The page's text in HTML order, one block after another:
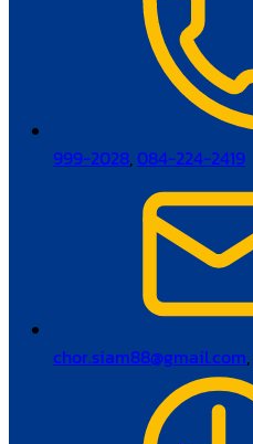
999-2028,084-224-2419
chor.siam88@gmail.com,